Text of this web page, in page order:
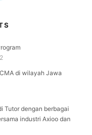
di wilayah Jawa
Tutor dengan berbagai
industri Axioo dan